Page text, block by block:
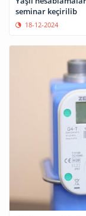
seminar keçirilib
18-12-2024